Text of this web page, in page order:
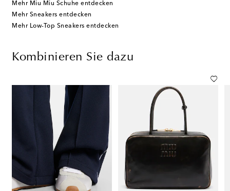
Mehr Miu Miu Schuhe entdecken
Mehr Sneakers entdecken
Mehr Low-Top Sneakers entdecken
Kombinieren Sie dazu